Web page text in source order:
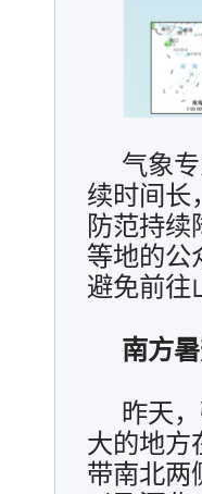
气象
续时间长
防范持
等地的公
避免前往
南方
昨天
大的地方
带南北两